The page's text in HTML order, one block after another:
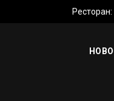
Ресторан: